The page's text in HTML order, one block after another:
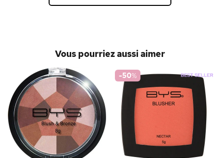
Vous pourriez aussi aimer
-50%